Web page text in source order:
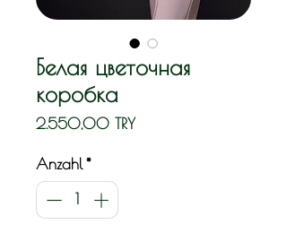
Белая цветочная
коробка
2.550,00 TRYPreis
Anzahl *